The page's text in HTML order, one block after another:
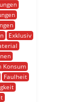
Exklusiv
Konsum
Faulheit